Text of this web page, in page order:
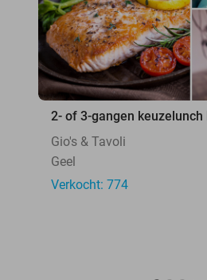
2- of 3-gangen keuzelunch
Gio's & Tavoli
Geel
Verkocht: 774